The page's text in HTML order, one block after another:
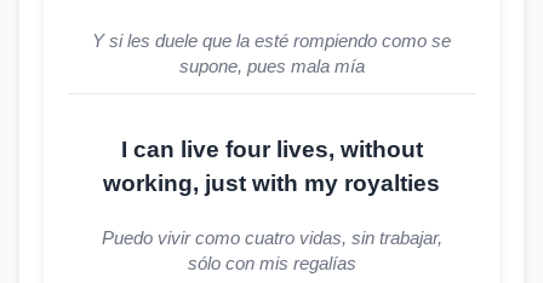
Y si les duele que la esté rompiendo como se
supone, pues mala mía
I can live four lives, without
working, just with my royalties
Puedo vivir como cuatro vidas, sin trabajar,
sólo con mis regalías